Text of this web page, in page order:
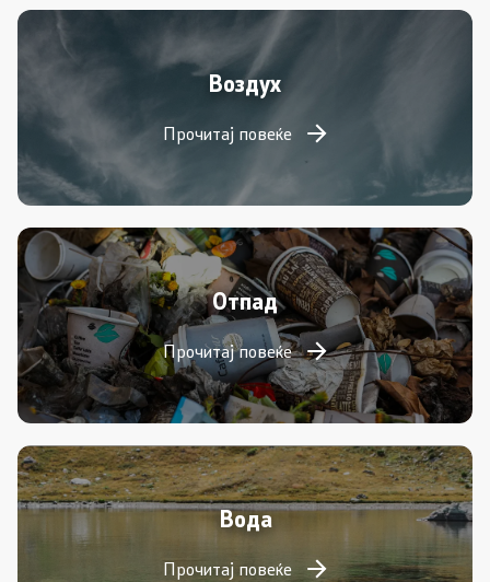
Воздух
Прочитај повеќе
Отпад
Прочитај повеќе
Вода
Прочитај повеќе